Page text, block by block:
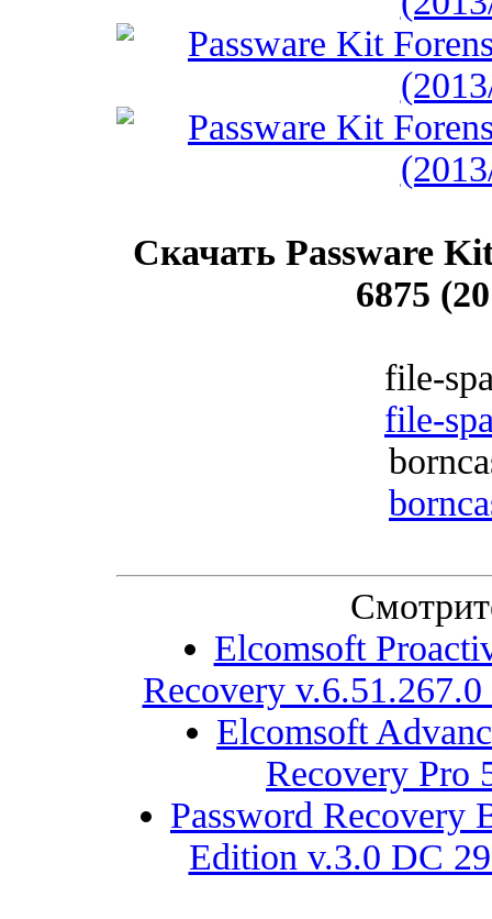
Скачать Passware
6875
file-
file-
Elcomsoft
Recovery
Elcomsoft
Recovery Pro
Password Recovery
Edition v.3.0 DC